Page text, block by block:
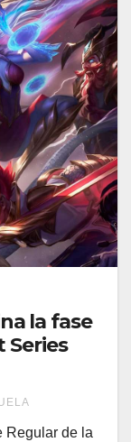
la fase
Series
Regular de la